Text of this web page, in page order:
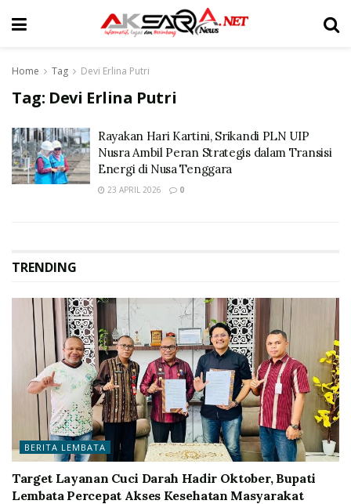
Home Tag Devi Erlina Putri
Tag: Devi Erlina Putri
Rayakan Hari Kartini, Srikandi PLN UIP
Nusra Ambil Peran Strategis dalam Transisi
Energi di Nusa Tenggara
23 APRIL 2026 0
TRENDING
BERITA LEMBATA
Target Layanan Cuci Darah Hadir Oktober, Bupati
Lembata Percepat Akses Kesehatan Masyarakat